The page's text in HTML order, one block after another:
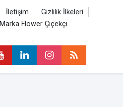
İletişim
Gizlilik İlkeleri
Marka Flower Çiçekçi